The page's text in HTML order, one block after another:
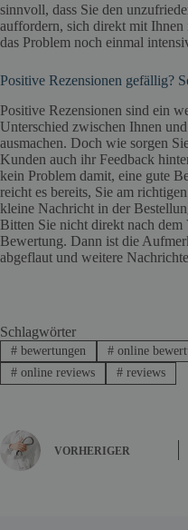
sinnvoll, dass Sie den
auffordern, sich direkt mit Ihnen
das Problem noch einmal
Positive Rezensionen gefällig?
Positive Rezensionen sind ein
Unterschied zwischen Ihnen
ausmachen. Doch wie sorgen
Kunden auch ihr Feedback
kein Problem damit, eine gute
reicht es bereits, Sie am
kleine Nachricht in der
Bitten Sie nicht direkt nach dem
Bewertung. Dann ist die
abgeflaut und weitere
Schlagwörter
#bewertungen #online
#online reviews #reviews
VORHERIGER